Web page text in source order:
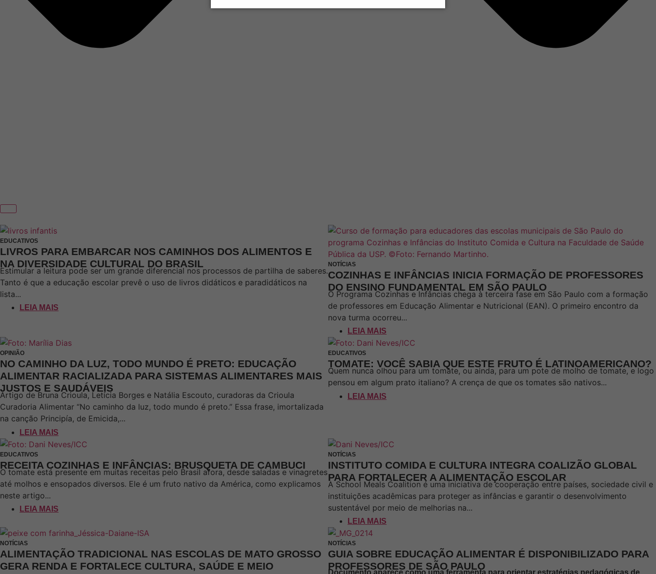
EDUCATIVOS
LIVROS PARA EMBARCAR NOS CAMINHOS DOS ALIMENTOS E
NA DIVERSIDADE CULTURAL DO BRASIL
Estimular a leitura pode ser um grande diferencial nos processos de partilha de saberes.
Tanto é que a educação escolar prevê o uso de livros didáticos e paradidáticos na
lista...
LEIA MAIS
NOTÍCIAS
COZINHAS E INFÂNCIAS INICIA FORMAÇÃO DE PROFESSORES
DO ENSINO FUNDAMENTAL EM SÃO PAULO
O Programa Cozinhas e Infâncias chega à terceira fase em São Paulo com a formação
de professores em Educação Alimentar e Nutricional (EAN). O primeiro encontro da
nova turma ocorreu...
LEIA MAIS
OPINIÃO
NO CAMINHO DA LUZ, TODO MUNDO É PRETO: EDUCAÇÃO
ALIMENTAR RACIALIZADA PARA SISTEMAS ALIMENTARES MAIS
JUSTOS E SAUDÁVEIS
Artigo de Bruna Crioula, Letícia Borges e Natália Escouto, curadoras da Crioula
Curadoria Alimentar “No caminho da luz, todo mundo é preto.” Essa frase, imortalizada
na canção Principía, de Emicida,...
LEIA MAIS
EDUCATIVOS
TOMATE: VOCÊ SABIA QUE ESTE FRUTO É LATINOAMERICANO?
Quem nunca olhou para um tomate, ou ainda, para um pote de molho de tomate, e logo
pensou em algum prato italiano? A crença de que os tomates são nativos...
LEIA MAIS
EDUCATIVOS
RECEITA COZINHAS E INFÂNCIAS: BRUSQUETA DE CAMBUCI
O tomate está presente em muitas receitas pelo Brasil afora, desde saladas e vinagretes
até molhos e ensopados diversos. Ele é um fruto nativo da América, como explicamos
neste artigo...
LEIA MAIS
NOTÍCIAS
INSTITUTO COMIDA E CULTURA INTEGRA COALIZÃO GLOBAL
PARA FORTALECER A ALIMENTAÇÃO ESCOLAR
A School Meals Coalition é uma iniciativa de cooperação entre países, sociedade civil e
instituições acadêmicas para proteger as infâncias e garantir o desenvolvimento
sustentável por meio de melhorias na...
LEIA MAIS
NOTÍCIAS
ALIMENTAÇÃO TRADICIONAL NAS ESCOLAS DE MATO GROSSO
GERA RENDA E FORTALECE CULTURA, SAÚDE E MEIO
NOTÍCIAS
GUIA SOBRE EDUCAÇÃO ALIMENTAR É DISPONIBILIZADO PARA
PROFESSORES DE SÃO PAULO
Documento aparece como uma ferramenta para orientar estratégias pedagógicas de